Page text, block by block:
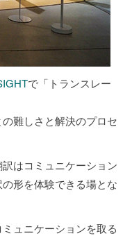
で「トランスレー
難しさと解決のプロセ
はコミュニケーション
形を体験できる場とな
ュニケーションを取る